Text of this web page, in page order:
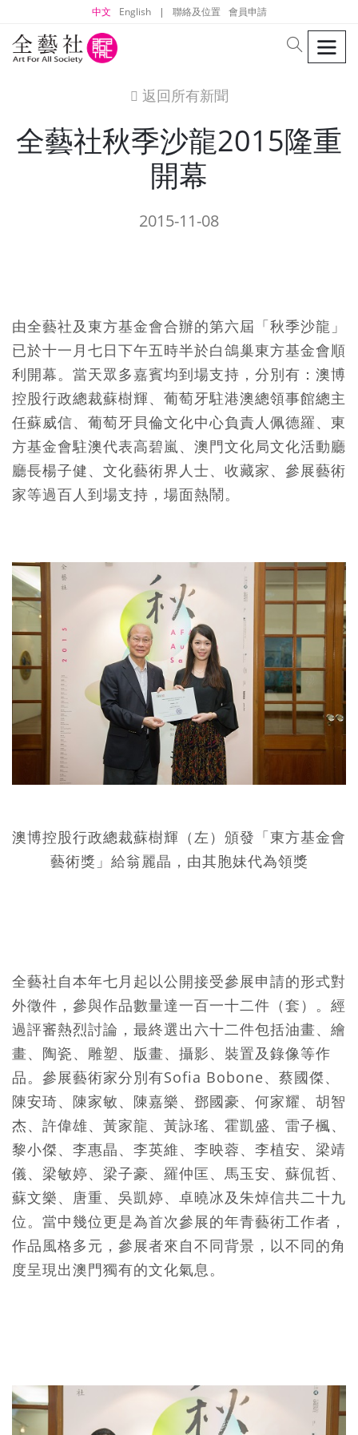
中文 English | 聯絡及位置 會員申請
search
icon
返回所有新聞
全藝社秋季沙龍2015隆重
開幕
2015-11-08
由全藝社及東方基金會合辦的第六屆「秋季沙龍」
已於十一月七日下午五時半於白鴿巢東方基金會順
利開幕。當天眾多嘉賓均到場支持，分別有：澳博
控股行政總裁蘇樹輝、葡萄牙駐港澳總領事館總主
任蘇威信、葡萄牙貝倫文化中心負責人佩德羅、東
方基金會駐澳代表高碧嵐、澳門文化局文化活動廳
廳長楊子健、文化藝術界人士、收藏家、參展藝術
家等過百人到場支持，場面熱鬧。
澳博控股行政總裁蘇樹輝（左）頒發「東方基金會
藝術獎」給翁麗晶，由其胞妹代為領獎
全藝社自本年七月起以公開接受參展申請的形式對
外徵件，參與作品數量達一百一十二件（套）。經
過評審熱烈討論，最終選出六十二件包括油畫、繪
畫、陶瓷、雕塑、版畫、攝影、裝置及錄像等作
品。參展藝術家分別有Sofia Bobone、蔡國傑、
陳安琦、陳家敏、陳嘉樂、鄧國豪、何家耀、胡智
杰、許偉雄、黃家龍、黃詠瑤、霍凱盛、雷子楓、
黎小傑、李惠晶、李英維、李映蓉、李植安、梁靖
儀、梁敏婷、梁子豪、羅仲匡、馬玉安、蘇侃哲、
蘇文樂、唐重、吳凱婷、卓曉冰及朱焯信共二十九
位。當中幾位更是為首次參展的年青藝術工作者，
作品風格多元，參展者來自不同背景，以不同的角
度呈現出澳門獨有的文化氣息。